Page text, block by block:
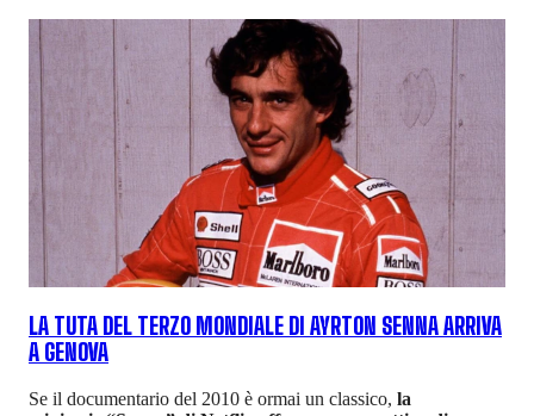
LA TUTA DEL TERZO MONDIALE DI AYRTON SENNA ARRIVA
A GENOVA
Se il documentario del 2010 è ormai un classico, la